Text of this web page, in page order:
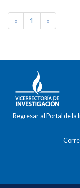
« 1 »
Regresar al Portal de la